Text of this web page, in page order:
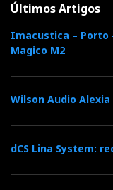
Últimos Artigos
Imacustica – Porto
Magico M2
Wilson Audio
dCS Lina System: